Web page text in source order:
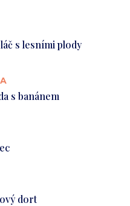
s lesními plody
s banánem
dort